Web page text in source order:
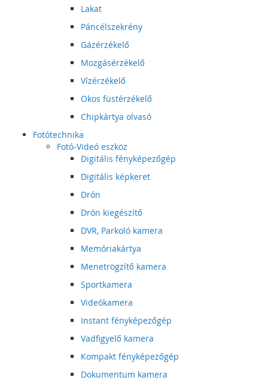
Lakat
Páncélszekrény
Gázérzékelő
Mozgásérzékelő
Vízérzékelő
Okos füstérzékelő
Chipkártya olvasó
Fotótechnika
Fotó-Videó eszköz
Digitális fényképezőgép
Digitális képkeret
Drón
Drón kiegészítő
DVR, Parkoló kamera
Memóriakártya
Menetrögzítő kamera
Sportkamera
Videókamera
Instant fényképezőgép
Vadfigyelő kamera
Kompakt fényképezőgép
Dokumentum kamera